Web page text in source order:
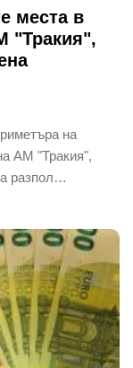
места в
"Тракия",
на
АМ "Тракия",
разпол…